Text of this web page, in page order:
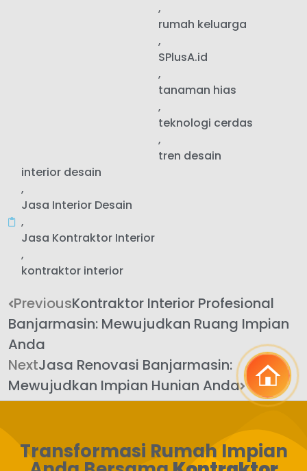
,
rumah keluarga
,
SPlusA.id
,
tanaman hias
,
teknologi cerdas
,
tren desain
interior desain
,
Jasa Interior Desain
,
Jasa Kontraktor Interior
,
kontraktor interior
PreviousKontraktor Interior Profesional
Banjarmasin: Mewujudkan Ruang Impian
Anda
NextJasa Renovasi Banjarmasin:
Mewujudkan Impian Hunian Anda
Transformasi Rumah Impian